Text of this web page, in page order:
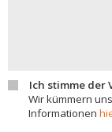
Ich stimme der
Wir kümmern
Informationen